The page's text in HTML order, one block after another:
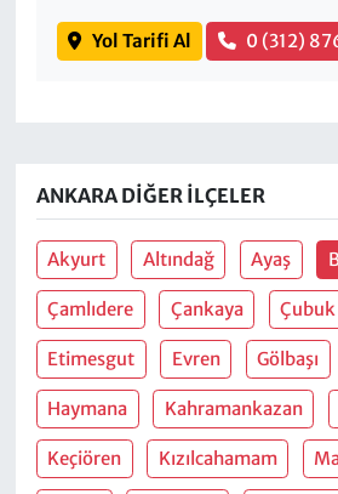
Yol Tarifi Al 0 (312)
ANKARA DIĞER İLÇELER
Akyurt Altındağ Ayaş
Çamlıdere Çankaya Çubuk
Etimesgut Evren Gölbaşı
Haymana Kahramankazan
Keçiören Kızılcahamam